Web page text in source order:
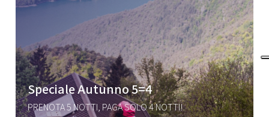
Speciale Autunno 5=4
PRENOTA 5 NOTTI, PAGA SOLO 4 NOTTI!